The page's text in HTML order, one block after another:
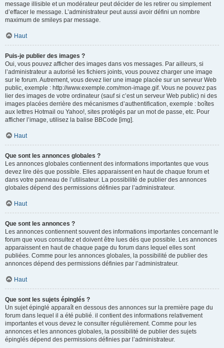
message illisible et un modérateur peut décider de les retirer ou simplement
d’effacer le message. L’administrateur peut aussi avoir défini un nombre
maximum de smileys par message.
Haut
Puis-je publier des images ?
Oui, vous pouvez afficher des images dans vos messages. Par ailleurs, si
l’administrateur a autorisé les fichiers joints, vous pouvez charger une image
sur le forum. Autrement, vous devez lier une image placée sur un serveur Web
public, exemple : http://www.exemple.com/mon-image.gif. Vous ne pouvez pas
lier des images de votre ordinateur (sauf si c’est un serveur Web public) ni des
images placées derrière des mécanismes d’authentification, exemple : boîtes
aux lettres Hotmail ou Yahoo!, sites protégés par un mot de passe, etc. Pour
afficher l’image, utilisez la balise BBCode [img].
Haut
Que sont les annonces globales ?
Les annonces globales contiennent des informations importantes que vous
devez lire dès que possible. Elles apparaissent en haut de chaque forum et
dans votre panneau de l’utilisateur. La possibilité de publier des annonces
globales dépend des permissions définies par l’administrateur.
Haut
Que sont les annonces ?
Les annonces contiennent souvent des informations importantes concernant le
forum que vous consultez et doivent être lues dès que possible. Les annonces
apparaissent en haut de chaque page du forum dans lequel elles sont
publiées. Comme pour les annonces globales, la possibilité de publier des
annonces dépend des permissions définies par l’administrateur.
Haut
Que sont les sujets épinglés ?
Un sujet épinglé apparaît en dessous des annonces sur la première page du
forum dans lequel il a été publié. il contient des informations relativement
importantes et vous devez le consulter régulièrement. Comme pour les
annonces et les annonces globales, la possibilité de publier des sujets
épinglés dépend des permissions définies par l’administrateur.